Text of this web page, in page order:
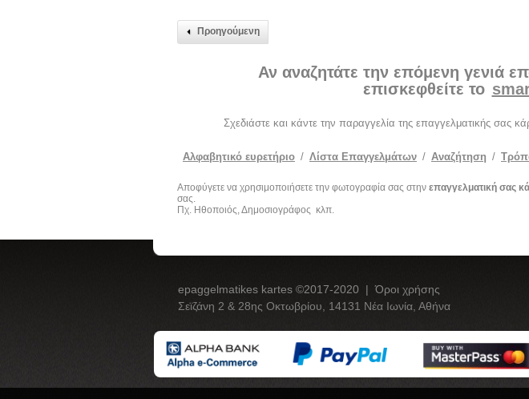
Προηγούμενη
Αν αναζητάτε την επόμενη γενιά
επισκεφθείτε το
Σχεδιάστε και κάντε την παραγγελία της επαγγελματικής σας
Αλφαβητικό ευρετήριο / Λίστα Επαγγελμάτων / Αναζήτηση /
Αποφύγετε να χρησιμοποιήσετε την φωτογραφία σας στην επαγγελματική σας
σας.
Πχ. Ηθοποιός, Δημοσιογράφος κλπ.
epaggelmatikes kartes ©2017-2020 | Όροι χρήσης
Σεϊζάνη 2 & 28ης Οκτωβρίου, 14131 Νέα Ιωνία, Αθήνα